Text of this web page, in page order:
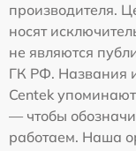
производителя.
носят
не являются
ГК РФ. Названия
Centek
— чтобы
работаем. Наша